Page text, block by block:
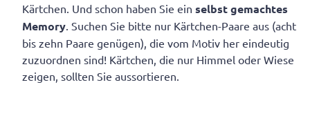
Kärtchen. Und schon haben Sie ein selbst gemachtes
Memory. Suchen Sie bitte nur Kärtchen-Paare aus (acht
bis zehn Paare genügen), die vom Motiv her eindeutig
zuzuordnen sind! Kärtchen, die nur Himmel oder Wiese
zeigen, sollten Sie aussortieren.